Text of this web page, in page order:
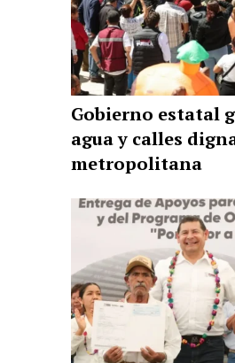
Gobierno estatal
agua y calles
metropolitana